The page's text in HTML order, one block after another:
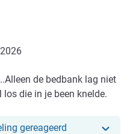
3.5/5
de bedbank lag niet
die in je been knelde.
gereageerd Ons hotel